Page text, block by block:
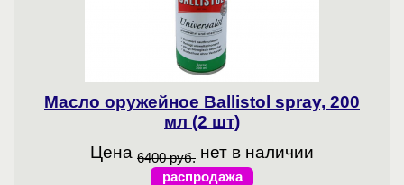
Масло оружейное Ballistol spray, 200
мл (2 шт)
Цена 6400 руб. нет в наличии
распродажа